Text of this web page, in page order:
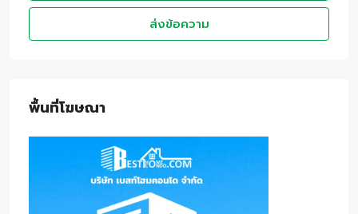
ส่งข้อความ
พื้นที่โฆษณา